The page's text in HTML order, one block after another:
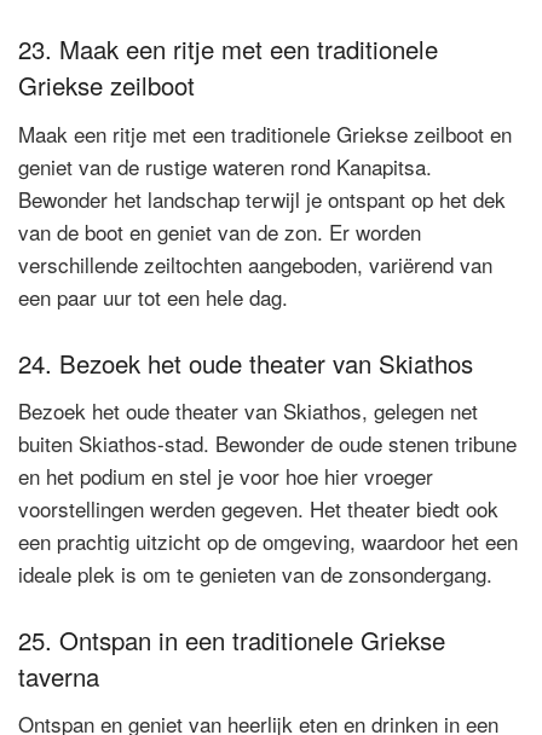
23. Maak een ritje met een traditionele
Griekse zeilboot
Maak een ritje met een traditionele Griekse zeilboot en
geniet van de rustige wateren rond Kanapitsa.
Bewonder het landschap terwijl je ontspant op het dek
van de boot en geniet van de zon. Er worden
verschillende zeiltochten aangeboden, variërend van
een paar uur tot een hele dag.
24. Bezoek het oude theater van Skiathos
Bezoek het oude theater van Skiathos, gelegen net
buiten Skiathos-stad. Bewonder de oude stenen tribune
en het podium en stel je voor hoe hier vroeger
voorstellingen werden gegeven. Het theater biedt ook
een prachtig uitzicht op de omgeving, waardoor het een
ideale plek is om te genieten van de zonsondergang.
25. Ontspan in een traditionele Griekse
taverna
Ontspan en geniet van heerlijk eten en drinken in een